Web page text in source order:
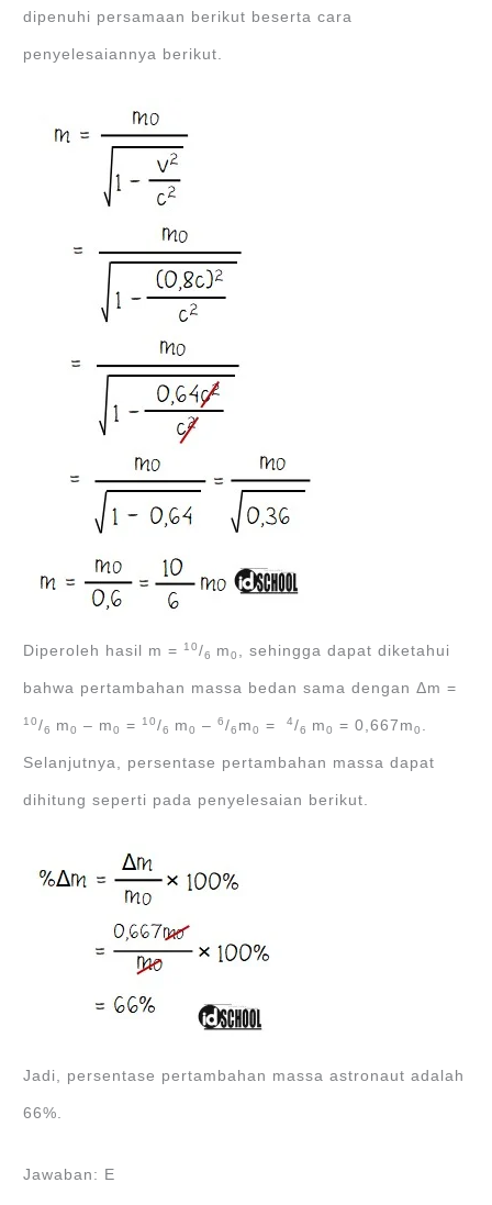
dipenuhi persamaan berikut beserta cara
penyelesaiannya berikut.
Diperoleh hasil m = 10/6 m0 , sehingga dapat diketahui
bahwa pertambahan massa bedan sama dengan Δm =
10/6 m0 ‒ m0 = 10/6 m0 ‒6/6 m0 =4/6 m0 = 0,667m0 .
Selanjutnya, persentase pertambahan massa dapat
dihitung seperti pada penyelesaian berikut.
Jadi, persentase pertambahan massa astronaut adalah
66%.
Jawaban: E